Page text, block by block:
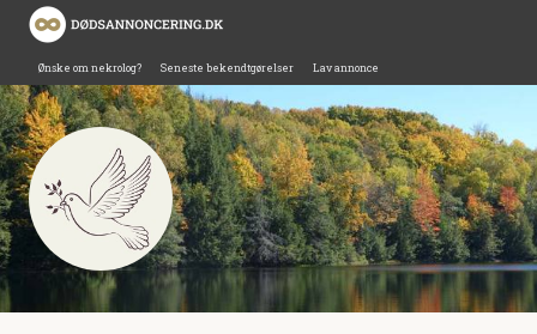
Ønske om nekrolog? Seneste bekendtgørelser Lav annonce